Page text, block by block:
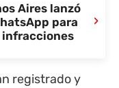
Aires lanzó
para
›
registrado y